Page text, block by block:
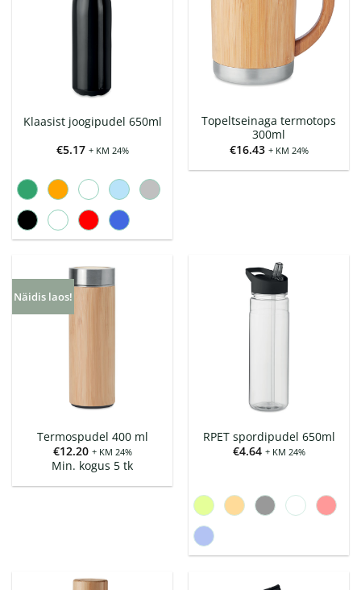
Klaasist joogipudel 650ml
€5.17 + KM 24%
Topeltseinaga termotops
300ml
€16.43 + KM 24%
Näidis laos!
Termospudel 400 ml
€12.20 + KM 24%
Min. kogus 5 tk
RPET spordipudel 650ml
€4.64 + KM 24%